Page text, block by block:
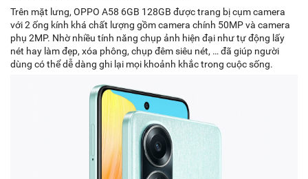
Trên mặt lưng, OPPO A58 6GB 128GB được trang bị cụm camera
với 2 ống kính khá chất lượng gồm camera chính 50MP và camera
phụ 2MP. Nhờ nhiều tính năng chụp ảnh hiện đại như tự động lấy
nét hay làm đẹp, xóa phông, chụp đêm siêu nét, … đã giúp người
dùng có thể dễ dàng ghi lại mọi khoảnh khắc trong cuộc sống.